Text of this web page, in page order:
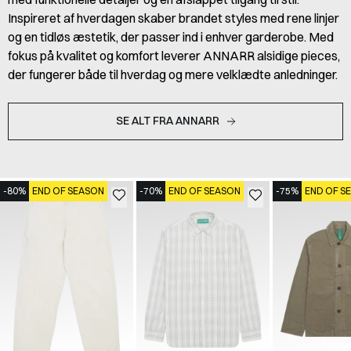
Inspireret af hverdagen skaber brandet styles med rene linjer
og en tidløs æstetik, der passer ind i enhver garderobe. Med
fokus på kvalitet og komfort leverer ANNARR alsidige pieces,
der fungerer både til hverdag og mere velklædte anledninger.
SE ALT FRA ANNARR
-80% END OF SEASON -70% END OF SEASON -75% END OF